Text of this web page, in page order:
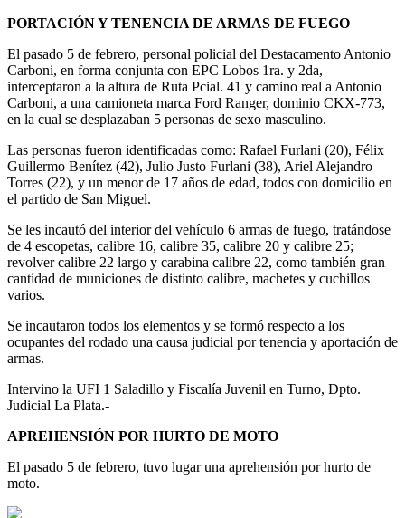
PORTACIÓN Y TENENCIA DE ARMAS DE FUEGO
El pasado 5 de febrero, personal policial del Destacamento Antonio
Carboni, en forma conjunta con EPC Lobos 1ra. y 2da,
interceptaron a la altura de Ruta Pcial. 41 y camino real a Antonio
Carboni, a una camioneta marca Ford Ranger, dominio CKX-773,
en la cual se desplazaban 5 personas de sexo masculino.
Las personas fueron identificadas como: Rafael Furlani (20), Félix
Guillermo Benítez (42), Julio Justo Furlani (38), Ariel Alejandro
Torres (22), y un menor de 17 años de edad, todos con domicilio en
el partido de San Miguel.
Se les incautó del interior del vehículo 6 armas de fuego, tratándose
de 4 escopetas, calibre 16, calibre 35, calibre 20 y calibre 25;
revolver calibre 22 largo y carabina calibre 22, como también gran
cantidad de municiones de distinto calibre, machetes y cuchillos
varios.
Se incautaron todos los elementos y se formó respecto a los
ocupantes del rodado una causa judicial por tenencia y aportación de
armas.
Intervino la UFI 1 Saladillo y Fiscalía Juvenil en Turno, Dpto.
Judicial La Plata.-
APREHENSIÓN POR HURTO DE MOTO
El pasado 5 de febrero, tuvo lugar una aprehensión por hurto de
moto.